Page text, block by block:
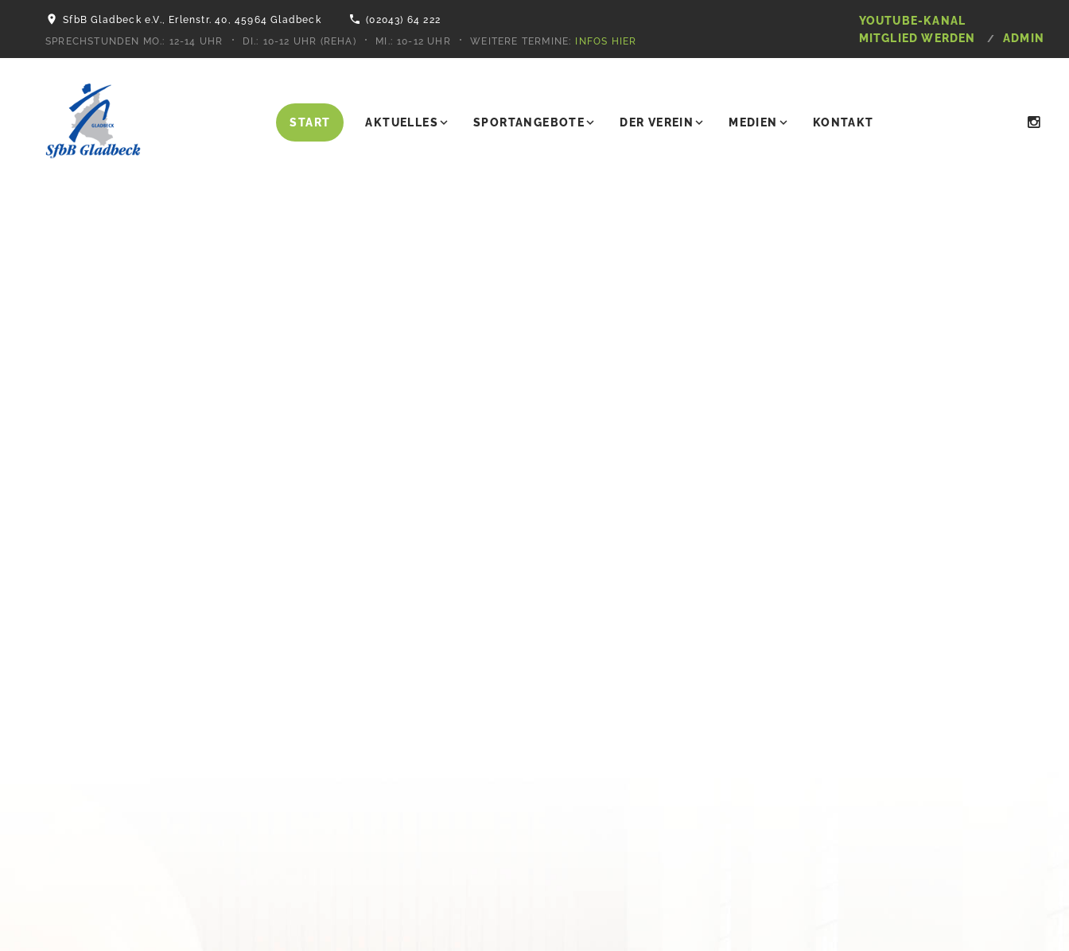
SfbB Gladbeck e.V., Erlenstr. 40, 45964 Gladbeck
(02043) 64 222
SPRECHSTUNDEN MO.: 12-14 UHR DI.: 10-12 UHR (REHA) MI.: 10-12 UHR WEITERE TERMINE: INFOS HIER
YOUTUBE-KANAL
MITGLIED WERDEN
ADMIN
START AKTUELLES SPORTANGEBOTE DER VEREIN MEDIEN KONTAKT